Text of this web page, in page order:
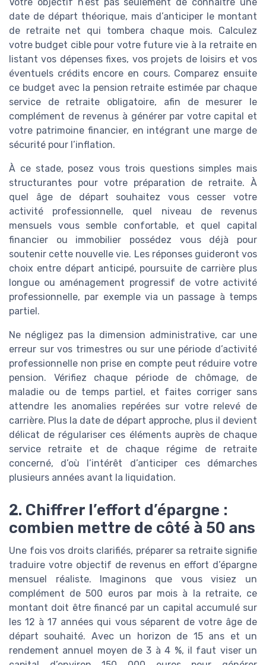
Votre objectif n’est pas seulement de connaître une
date de départ théorique, mais d’anticiper le montant
de retraite net qui tombera chaque mois. Calculez
votre budget cible pour votre future vie à la retraite en
listant vos dépenses fixes, vos projets de loisirs et vos
éventuels crédits encore en cours. Comparez ensuite
ce budget avec la pension retraite estimée par chaque
service de retraite obligatoire, afin de mesurer le
complément de revenus à générer par votre capital et
votre patrimoine financier, en intégrant une marge de
sécurité pour l’inflation.
À ce stade, posez vous trois questions simples mais
structurantes pour votre préparation de retraite. À
quel âge de départ souhaitez vous cesser votre
activité professionnelle, quel niveau de revenus
mensuels vous semble confortable, et quel capital
financier ou immobilier possédez vous déjà pour
soutenir cette nouvelle vie. Les réponses guideront vos
choix entre départ anticipé, poursuite de carrière plus
longue ou aménagement progressif de votre activité
professionnelle, par exemple via un passage à temps
partiel.
Ne négligez pas la dimension administrative, car une
erreur sur vos trimestres ou sur une période d’activité
professionnelle non prise en compte peut réduire votre
pension. Vérifiez chaque période de chômage, de
maladie ou de temps partiel, et faites corriger sans
attendre les anomalies repérées sur votre relevé de
carrière. Plus la date de départ approche, plus il devient
délicat de régulariser ces éléments auprès de chaque
service retraite et de chaque régime de retraite
concerné, d’où l’intérêt d’anticiper ces démarches
plusieurs années avant la liquidation.
2. Chiffrer l’effort d’épargne :
combien mettre de côté à 50 ans
Une fois vos droits clarifiés, préparer sa retraite signifie
traduire votre objectif de revenus en effort d’épargne
mensuel réaliste. Imaginons que vous visiez un
complément de 500 euros par mois à la retraite, ce
montant doit être financé par un capital accumulé sur
les 12 à 17 années qui vous séparent de votre âge de
départ souhaité. Avec un horizon de 15 ans et un
rendement annuel moyen de 3 à 4 %, il faut viser un